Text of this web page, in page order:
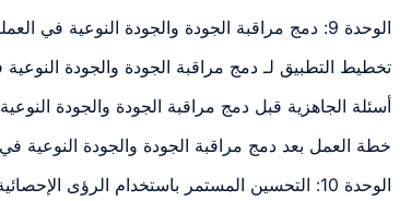
الوحدة 9: دمج مراقبة الجودة والجودة النوعية في العمليات اليومية وضع خطة
تخطيط التطبيق لـ دمج مراقبة الجودة والجودة
أسئلة الجاهزية قبل دمج مراقبة الجودة والجودة
خطة العمل بعد دمج مراقبة الجودة والجودة النوعية
الوحدة 10: التحسين المستمر باستخدام الرؤى الإحصائية تحليل الأسباب الجذرية المستندة إلى